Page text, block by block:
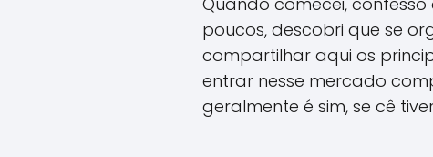
poucos, descobri que se
compartilhar aqui os
entrar nesse mercado
geralmente é sim, se cê